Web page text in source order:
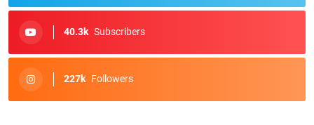
40.3k Subscribers
227k Followers